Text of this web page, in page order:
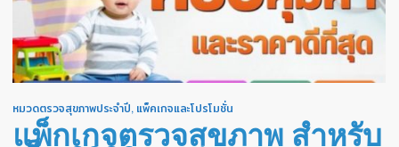
หมวดตรวจสุขภาพประจำปี, แพ็คเกจและโปรโมชั่น
แพ็กเกจตรวจสุขภาพ สำหรับ